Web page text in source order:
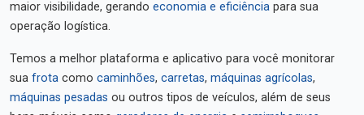
maior visibilidade, gerando economia e eficiência para sua
operação logística.
Temos a melhor plataforma e aplicativo para você monitorar
sua frota como caminhões, carretas, máquinas agrícolas,
máquinas pesadas ou outros tipos de veículos, além de seus